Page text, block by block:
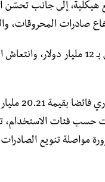
هيكلية، إلى جانب
صادرات المحروقات،
حسب فئات الاستخدام،
مواصلة تنويع